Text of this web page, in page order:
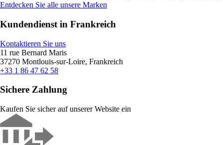
Entdecken Sie alle unsere Marken
Kundendienst in Frankreich
Kontaktieren Sie uns
11 rue Bernard Maris
37270 Montlouis-sur-Loire, Frankreich
+33 1 86 47 62 58
Sichere Zahlung
Kaufen Sie sicher auf unserer Website ein